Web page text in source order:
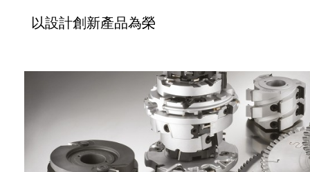
以設計創新產品為榮